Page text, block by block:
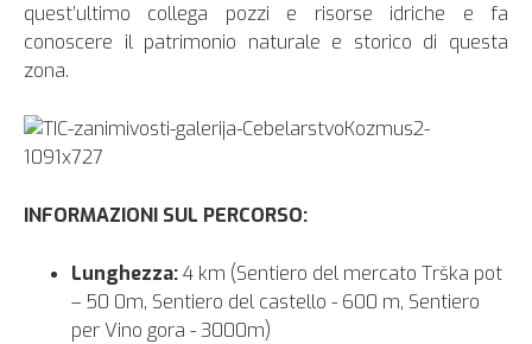
quest’ultimo collega pozzi e risorse idriche e fa
conoscere il patrimonio naturale e storico di questa
zona.
INFORMAZIONI SUL PERCORSO:
Lunghezza:4 km (Sentiero del mercato Trška pot
– 50 0m, Sentiero del castello - 600 m, Sentiero
per Vino gora - 3000m)